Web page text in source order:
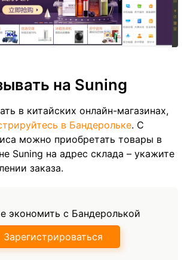
на Suning
в китайских онлайн-магазинах,
в Бандерольке. С
можно приобретать товары в
Suning на адрес склада – укажите
заказа.
экономить с Бандеролькой
Зарегистрироваться